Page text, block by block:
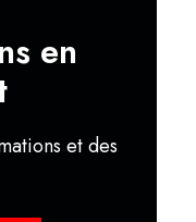
en
et des